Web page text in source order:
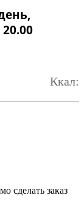
Ккал:
сделать заказ